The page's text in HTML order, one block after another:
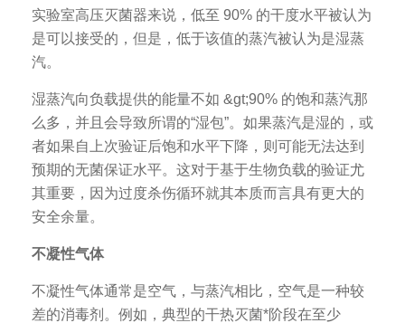
实验室高压灭菌器来说，低至 90% 的干度水平被认为
是可以接受的，但是，低于该值的蒸汽被认为是湿蒸
汽。
湿蒸汽向负载提供的能量不如 &gt;90% 的饱和蒸汽那
么多，并且会导致所谓的“湿包”。如果蒸汽是湿的，或
者如果自上次验证后饱和水平下降，则可能无法达到
预期的无菌保证水平。这对于基于生物负载的验证尤
其重要，因为过度杀伤循环就其本质而言具有更大的
安全余量。
不凝性气体
不凝性气体通常是空气，与蒸汽相比，空气是一种较
差的消毒剂。例如，典型的干热灭菌*阶段在至少